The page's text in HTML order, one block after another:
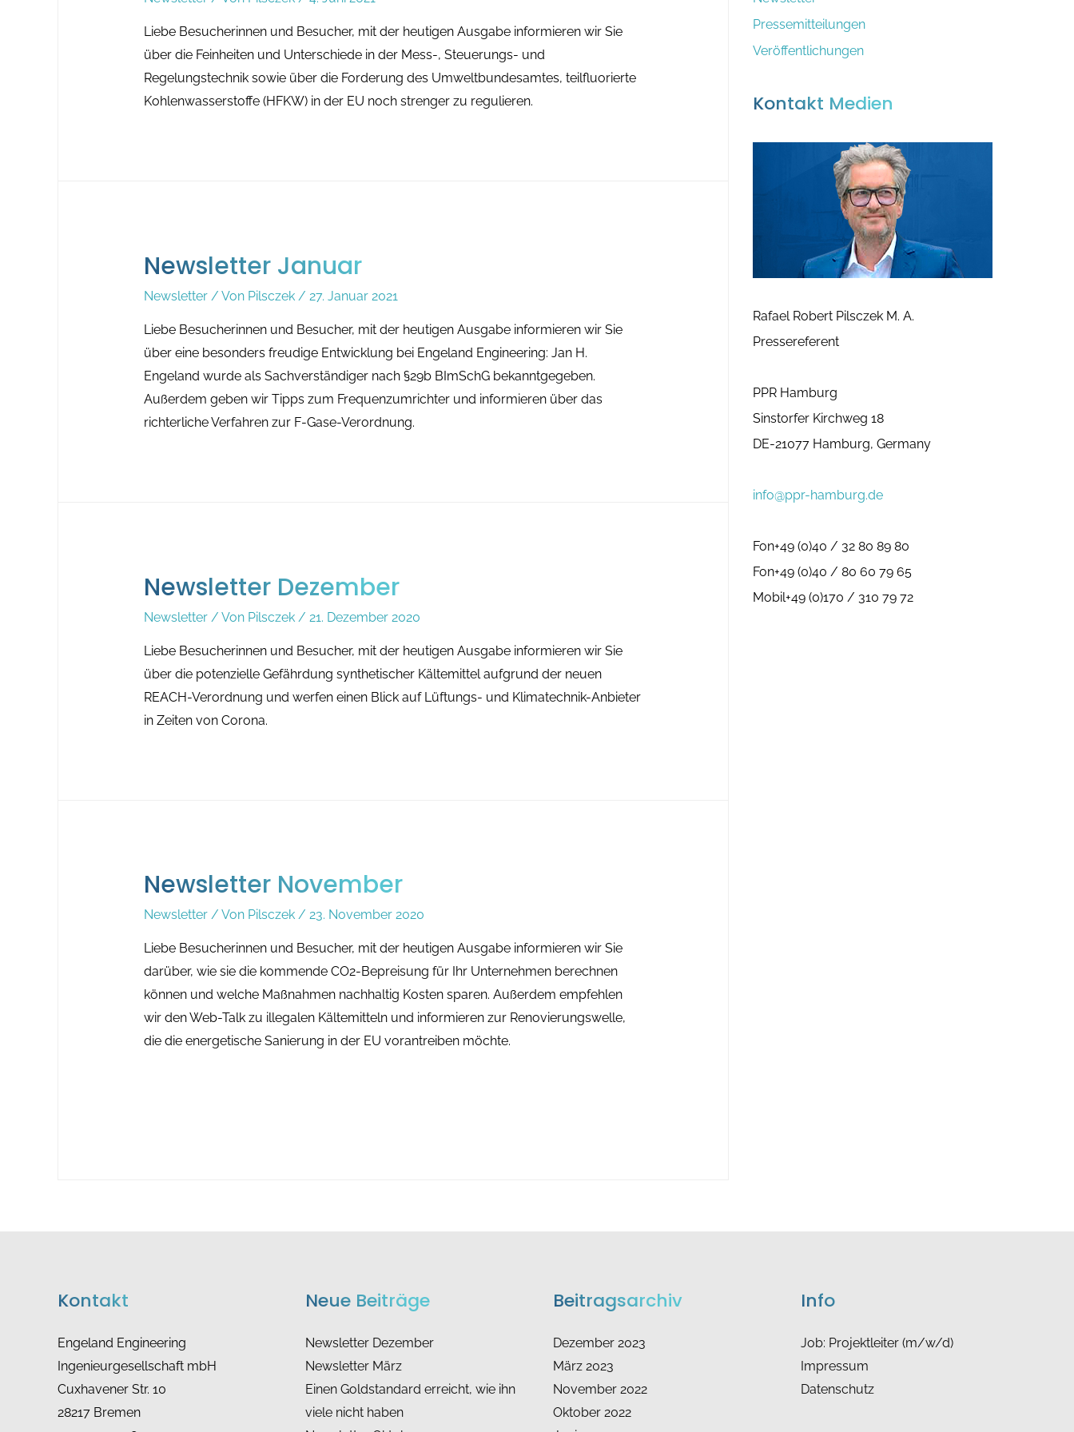
Liebe Besucherinnen und Besucher, mit der heutigen Ausgabe informieren wir Sie
über die Feinheiten und Unterschiede in der Mess-, Steuerungs- und
Regelungstechnik sowie über die Forderung des Umweltbundesamtes, teilfluorierte
Kohlenwasserstoffe (HFKW) in der EU noch strenger zu regulieren.
Newsletter Januar
Newsletter/ Von Pilsczek / 27. Januar 2021
Liebe Besucherinnen und Besucher, mit der heutigen Ausgabe informieren wir Sie
über eine besonders freudige Entwicklung bei Engeland Engineering: Jan H.
Engeland wurde als Sachverständiger nach §29b BImSchG bekanntgegeben.
Außerdem geben wir Tipps zum Frequenzumrichter und informieren über das
richterliche Verfahren zur F-Gase-Verordnung.
Newsletter Dezember
Newsletter/ Von Pilsczek / 21. Dezember 2020
Liebe Besucherinnen und Besucher, mit der heutigen Ausgabe informieren wir Sie
über die potenzielle Gefährdung synthetischer Kältemittel aufgrund der neuen
REACH-Verordnung und werfen einen Blick auf Lüftungs- und Klimatechnik-Anbieter
in Zeiten von Corona.
Newsletter November
Newsletter/ Von Pilsczek / 23. November 2020
Liebe Besucherinnen und Besucher, mit der heutigen Ausgabe informieren wir Sie
darüber, wie sie die kommende CO2-Bepreisung für Ihr Unternehmen berechnen
können und welche Maßnahmen nachhaltig Kosten sparen. Außerdem empfehlen
wir den Web-Talk zu illegalen Kältemitteln und informieren zur Renovierungswelle,
die die energetische Sanierung in der EU vorantreiben möchte.
v
Pressemitteilungen
Veröffentlichungen
Kontakt Medien
Rafael Robert Pilsczek M. A.
Pressereferent
PPR Hamburg
Sinstorfer Kirchweg 18
DE-21077 Hamburg, Germany
info@ppr-hamburg.de
Fon+49 (0)40 / 32 80 89 80
Fon+49 (0)40 / 80 60 79 65
Mobil+49 (0)170 / 310 79 72
Kontakt
Engeland Engineering
Ingenieurgesellschaft mbH
Cuxhavener Str. 10
28217 Bremen
Neue Beiträge
Newsletter Dezember
Newsletter März
Einen Goldstandard erreicht, wie ihn
viele nicht haben
Beitragsarchiv
Dezember 2023
März 2023
November 2022
Oktober 2022
Info
Job: Projektleiter (m/w/d)
Impressum
Datenschutz